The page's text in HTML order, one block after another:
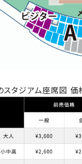
スタジアム座席図 価